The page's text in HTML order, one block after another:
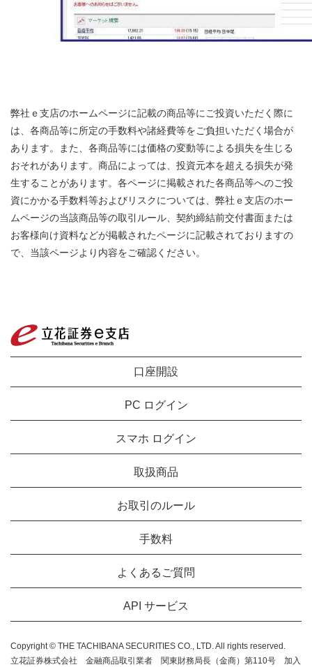
弊社ｅ支店のホームページに記載の商品等にご投資いただく際に
は、各商品等に所定の手数料や諸経費等をご負担いただく場合が
あります。また、各商品等には価格の変動等による損失を生じる
おそれがあります。商品によっては、投資元本を超える損失が発
生することがあります。各ページに掲載された各商品等へのご投
資にかかる手数料等およびリスクについては、弊社ｅ支店のホー
ムページの当該商品等の取引ルール、契約締結前交付書面または
お客様向け資料などが掲載されたページに記載されておりますの
で、当該ページより内容をご確認ください。
口座開設
PC ログイン
スマホ ログイン
取扱商品
お取引のルール
手数料
よくあるご質問
API サービス
Copyright © THE TACHIBANA SECURITIES CO., LTD. All rights reserved.
立花証券株式会社 金融商品取引業者 関東財務局長（金商）第110号 加入